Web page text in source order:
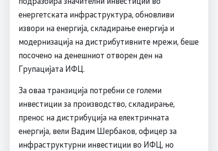
енергетската инфраструктура, обновливи
извори на енергија, складирање енергија и
модернизација на дистрибутивните мрежи, беше
посочено на денешниот отворен ден на
Групацијата ИФЦ.
За оваа транзиција потребни се големи
инвестиции за производство, складирање,
пренос на дистрибуција на електричната
енергија, вели Вадим Шербаков, офицер за
инфраструктурни инвестиции во ИФЦ, но